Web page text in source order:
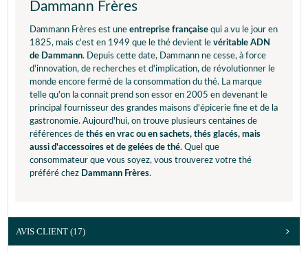
Dammann Frères
Dammann Frères est une entreprise française qui a vu le jour en
1825, mais c'est en 1949 que le thé devient le véritable ADN
de Dammann. Depuis cette date, Dammann ne cesse, à force
d'innovation, de recherches et d'implication, de révolutionner le
monde encore fermé de la consommation du thé. La marque
telle qu'on la connait prend son essor en 2005 en devenant le
principal fournisseur des grandes maisons d'épicerie fine et de la
gastronomie. Aujourd'hui, on trouve plusieurs centaines de
références de thés en vrac ou en sachets, thés glacés, mais
aussi d'accessoires et de gelées de thé. Quel que
consommateur que vous soyez, vous trouverez votre thé
préféré chez Dammann Frères.
AVIS CLIENT (17)